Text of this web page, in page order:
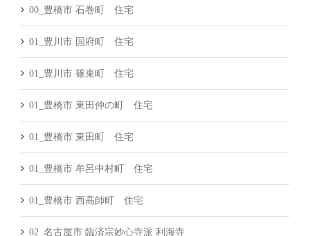
00_豊橋市 石巻町 住宅
01_豊川市 国府町 住宅
01_豊川市 篠束町 住宅
01_豊橋市 東田仲の町 住宅
01_豊橋市 東田町 住宅
01_豊橋市 牟呂中村町 住宅
01_豊橋市 西高師町 住宅
02_名古屋市 臨済宗妙心寺派 利海寺